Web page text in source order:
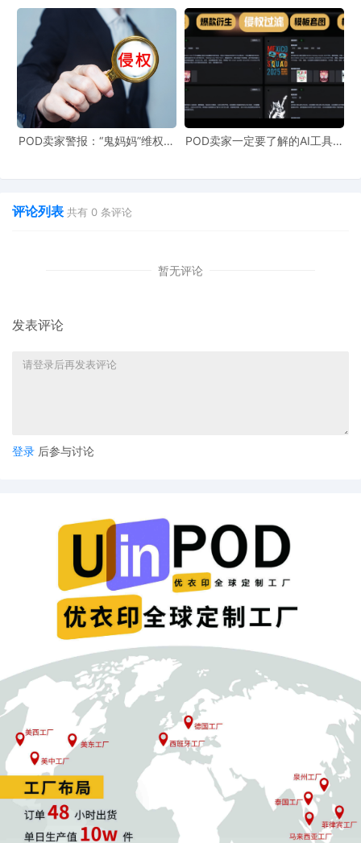
覆盖教育娱乐、广告销售等多个国际分类
构建完整的品牌保护体系
三、跨境电商面临的侵权风险
商标侵权风险
识，可能构成商标侵权，面临产品下架、店铺封禁等处罚。
专利侵权风险
细微改动，若整体视觉效果无实质性差异，仍可能被认定为
版权侵权风险
账户资金冻结、店铺永久关闭等严重后果。
2023年，某跨境卖家因销售仿制动漫角色玩偶，被平台冻
结50万美元资金，并面临数百万赔偿。2024年，一批卖家
因销售未经授权的迪士尼文具，被判赔偿100万美元并永久
封店。这些案例凸显了知识产权侵权的毁灭性后果。
五、合规经营策略建议
强化知识产权意识
系统学习知识产权法律法规
关注目标市场法律政策变化
将知识产权管理纳入日常经营
严格供应链管理
POD卖家警报：“鬼妈妈”维权致
POD卖家一定要了解的AI工具，
评论列表 共有 0 条评论
暂无评论
发表评论
登录 后参与讨论